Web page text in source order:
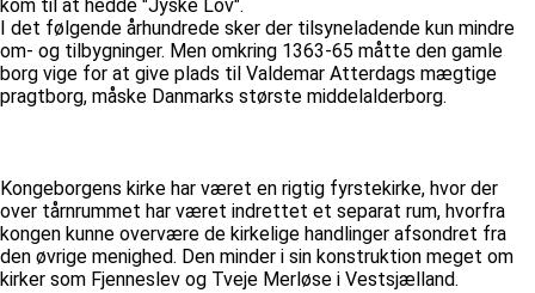
kom til at hedde "Jyske Lov".
I det følgende århundrede sker der tilsyneladende kun mindre
om- og tilbygninger. Men omkring 1363-65 måtte den gamle
borg vige for at give plads til Valdemar Atterdags mægtige
pragtborg, måske Danmarks største middelalderborg.
Kongeborgens kirke har været en rigtig fyrstekirke, hvor der
over tårnrummet har været indrettet et separat rum, hvorfra
kongen kunne overvære de kirkelige handlinger afsondret fra
den øvrige menighed. Den minder i sin konstruktion meget om
kirker som Fjenneslev og Tveje Merløse i Vestsjælland.